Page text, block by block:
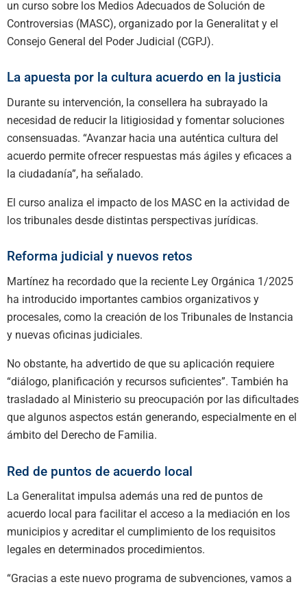
un curso sobre los Medios Adecuados de Solución de
Controversias (MASC), organizado por la Generalitat y el
Consejo General del Poder Judicial (CGPJ).
La apuesta por la cultura acuerdo en la justicia
Durante su intervención, la consellera ha subrayado la
necesidad de reducir la litigiosidad y fomentar soluciones
consensuadas. “Avanzar hacia una auténtica cultura del
acuerdo permite ofrecer respuestas más ágiles y eficaces a
la ciudadanía”, ha señalado.
El curso analiza el impacto de los MASC en la actividad de
los tribunales desde distintas perspectivas jurídicas.
Reforma judicial y nuevos retos
Martínez ha recordado que la reciente Ley Orgánica 1/2025
ha introducido importantes cambios organizativos y
procesales, como la creación de los Tribunales de Instancia
y nuevas oficinas judiciales.
No obstante, ha advertido de que su aplicación requiere
“diálogo, planificación y recursos suficientes”. También ha
trasladado al Ministerio su preocupación por las dificultades
que algunos aspectos están generando, especialmente en el
ámbito del Derecho de Familia.
Red de puntos de acuerdo local
La Generalitat impulsa además una red de puntos de
acuerdo local para facilitar el acceso a la mediación en los
municipios y acreditar el cumplimiento de los requisitos
legales en determinados procedimientos.
“Gracias a este nuevo programa de subvenciones, vamos a